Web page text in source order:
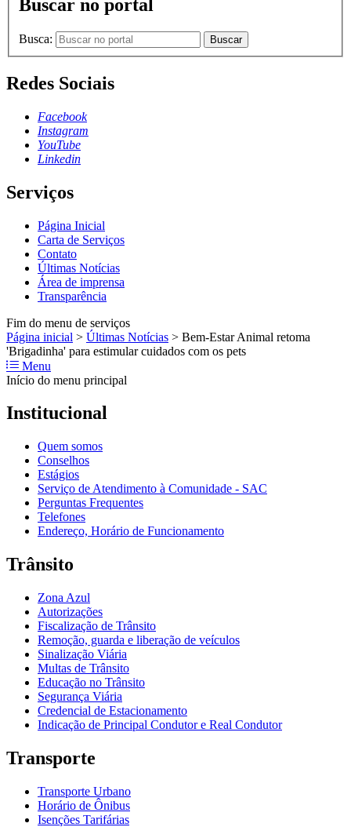
Buscar no portal
Busca: Buscar
Redes Sociais
Facebook
Instagram
YouTube
Linkedin
Serviços
Página Inicial
Carta de Serviços
Contato
Últimas Notícias
Área de imprensa
Transparência
Fim do menu de serviços
Página inicial > Últimas Notícias > Bem-Estar Animal retoma
'Brigadinha' para estimular cuidados com os pets
Menu
Início do menu principal
Institucional
Quem somos
Conselhos
Estágios
Serviço de Atendimento à Comunidade - SAC
Perguntas Frequentes
Telefones
Endereço, Horário de Funcionamento
Trânsito
Zona Azul
Autorizações
Fiscalização de Trânsito
Remoção, guarda e liberação de veículos
Sinalização Viária
Multas de Trânsito
Educação no Trânsito
Segurança Viária
Credencial de Estacionamento
Indicação de Principal Condutor e Real Condutor
Transporte
Transporte Urbano
Horário de Ônibus
Isenções Tarifárias